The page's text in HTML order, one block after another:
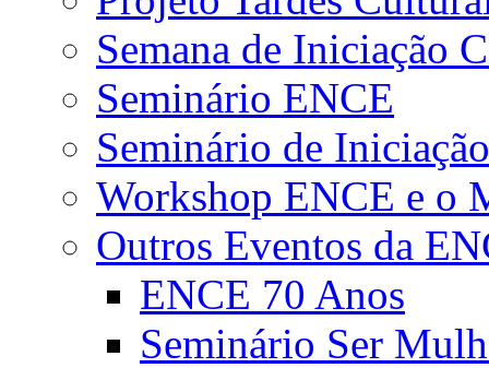
Semana de Iniciação
Seminário ENCE
Seminário de
Workshop ENCE e o
Outros Eventos da
ENCE 70 Anos
Seminário Ser